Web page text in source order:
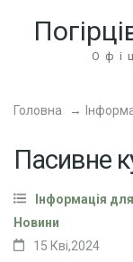
Enter)
Головна →
Пасивне
Інформація
Новини
15 Кві,2024